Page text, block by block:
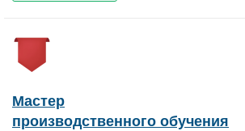
Мастер
производственного обучения